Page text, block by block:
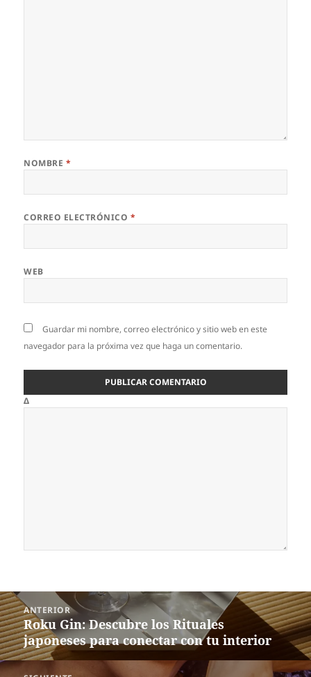
NOMBRE *
CORREO ELECTRÓNICO *
WEB
Guardar mi nombre, correo electrónico y sitio web en este
navegador para la próxima vez que haga un comentario.
Δ
Navegación
de
entradas
ANTERIOR
Entrada
anterior:
Roku Gin: Descubre los Rituales
japoneses para conectar con tu interior